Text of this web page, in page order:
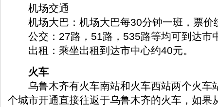
机场交通
机场大巴：机场大巴每30分钟一班，票价
公交：27路，51路，535路等均可到达市
出租：乘坐出租到达市中心约40元。
火车
乌鲁木齐有火车南站和火车西站两个火车
个城市开通直接往返于乌鲁木齐的火车，如果